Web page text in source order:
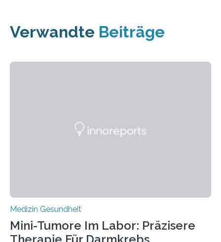
Verwandte Beiträge
Medizin Gesundheit
Mini-Tumore Im Labor: Präzisere
Therapie Für Darmkrebs